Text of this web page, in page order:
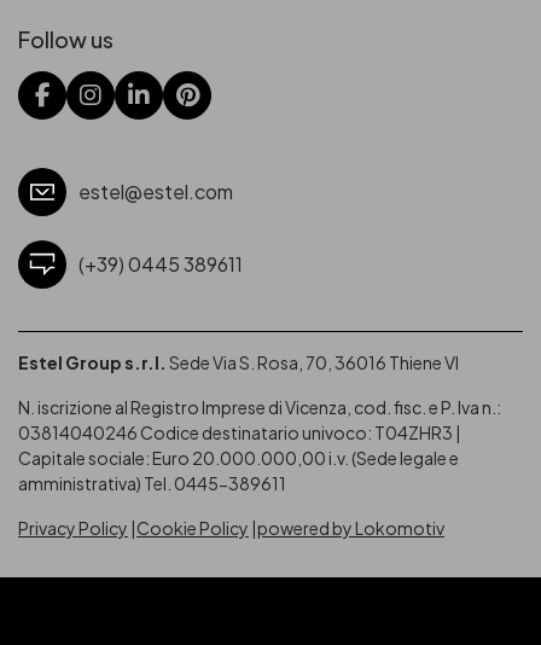
Follow us
estel@estel.com
(+39) 0445 389611
Estel Group s.r.l. Sede Via S. Rosa, 70, 36016 Thiene VI
N. iscrizione al Registro Imprese di Vicenza, cod. fisc. e P. Iva n.:
03814040246 Codice destinatario univoco: T04ZHR3 |
Capitale sociale: Euro 20.000.000,00 i.v. (Sede legale e
amministrativa) Tel. 0445-389611
Privacy Policy Cookie Policy powered by Lokomotiv